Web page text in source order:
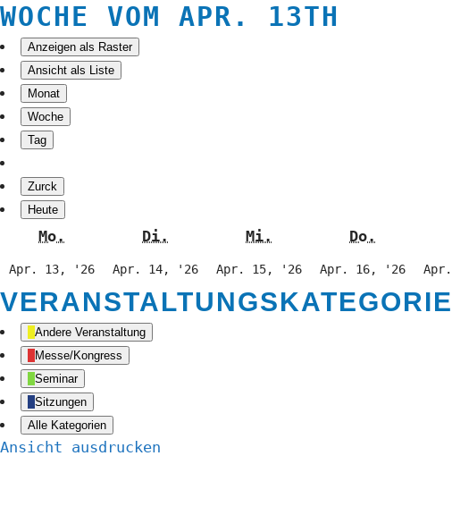
WOCHE VOM APR. 13TH
Anzeigen als Raster
Ansicht als Liste
Monat
Woche
Tag
Zurck
Heute
Mo. Di. Mi. Do.
Apr. 13, '2613.
April
2026
Apr. 14, '2614.
April
2026
Apr. 15, '2615.
April
2026
Apr. 16, '2616.
April
2026
Andere Veranstaltung
Messe/Kongress
Seminar
Sitzungen
Alle Kategorien
Ansicht ausdrucken